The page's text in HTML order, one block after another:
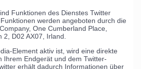
Funktionen des Dienstes Twitter
werden angeboten durch die
One Cumberland Place,
D02 AX07, Irland.
Element aktiv ist, wird eine direkte
Ihrem Endgerät und dem Twitter-
erhält dadurch Informationen über